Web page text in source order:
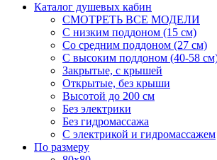
Каталог душевых кабин
СМОТРЕТЬ ВСЕ МОДЕЛИ
С низким поддоном (15 см)
Со средним поддоном (27 см)
С высоким поддоном (40-58
Закрытые, с крышей
Открытые, без крыши
Высотой до 200 см
Без электрики
Без гидромассажа
С электрикой и гидромассажем
По размеру